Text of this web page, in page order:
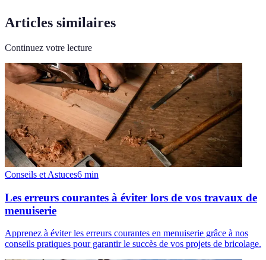
Articles similaires
Continuez votre lecture
Conseils et Astuces6 min
Les erreurs courantes à éviter lors de vos travaux de
menuiserie
Apprenez à éviter les erreurs courantes en menuiserie grâce à nos
conseils pratiques pour garantir le succès de vos projets de bricolage.